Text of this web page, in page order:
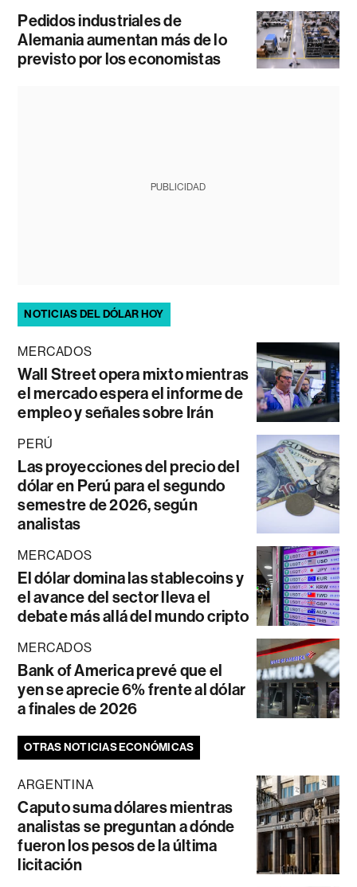
Pedidos industriales de
Alemania aumentan más de lo
previsto por los economistas
PUBLICIDAD
NOTICIAS DEL DÓLAR HOY
MERCADOS
Wall Street opera mixto mientras
el mercado espera el informe de
empleo y señales sobre Irán
PERÚ
Las proyecciones del precio del
dólar en Perú para el segundo
semestre de 2026, según
analistas
MERCADOS
El dólar domina las stablecoins y
el avance del sector lleva el
debate más allá del mundo cripto
MERCADOS
Bank of America prevé que el
yen se aprecie 6% frente al dólar
a finales de 2026
OTRAS NOTICIAS ECONÓMICAS
ARGENTINA
Caputo suma dólares mientras
analistas se preguntan a dónde
fueron los pesos de la última
licitación